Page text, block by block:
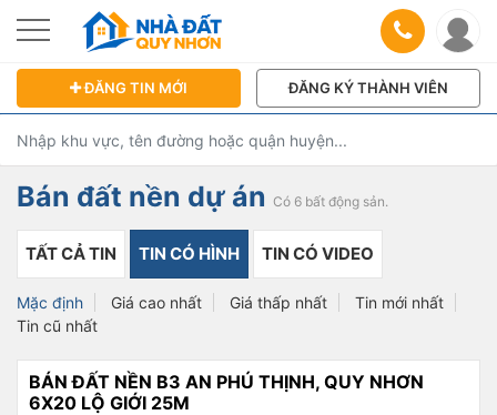
ĐĂNG TIN MỚI ĐĂNG KÝ THÀNH VIÊN
Bán đất nền dự án Có 6 bất động sản.
TẤT CẢ TIN TIN CÓ HÌNH TIN CÓ VIDEO
Mặc định Giá cao nhất Giá thấp nhất
Tin mới nhất
Tin cũ nhất
BÁN ĐẤT NỀN B3 AN PHÚ THỊNH, QUY NHƠN
6X20 LỘ GIỚI 25M